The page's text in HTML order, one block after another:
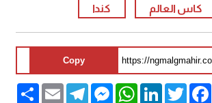
كاس العالم كندا
Copy
Share Email
TelegramMessengerWhatsAppLinkedInTwitter
Facebook